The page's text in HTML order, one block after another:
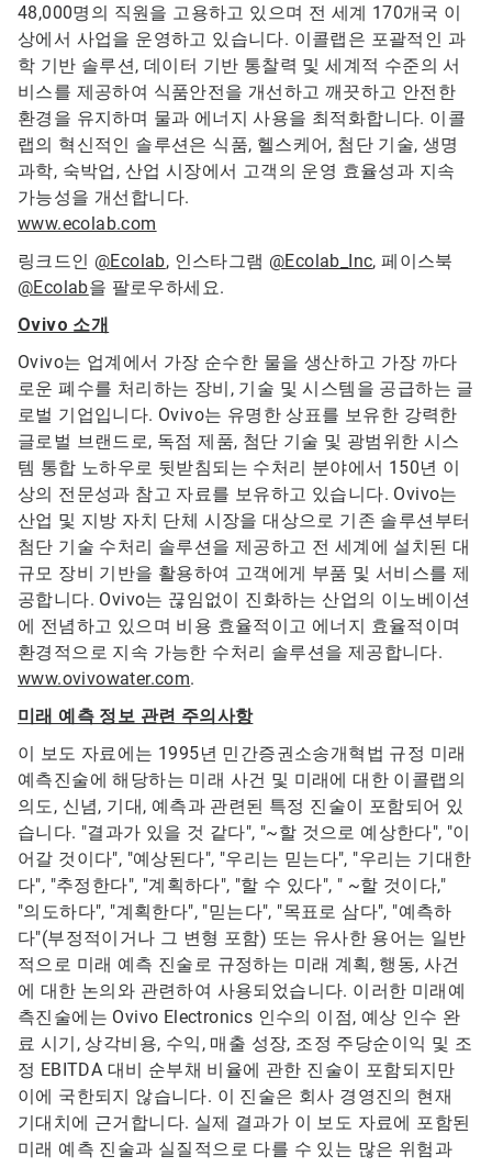
48,000명의 직원을 고용하고 있으며 전 세계 170개국 이
상에서 사업을 운영하고 있습니다. 이콜랩은 포괄적인 과
학 기반 솔루션, 데이터 기반 통찰력 및 세계적 수준의 서
비스를 제공하여 식품안전을 개선하고 깨끗하고 안전한
환경을 유지하며 물과 에너지 사용을 최적화합니다. 이콜
랩의 혁신적인 솔루션은 식품, 헬스케어, 첨단 기술, 생명
과학, 숙박업, 산업 시장에서 고객의 운영 효율성과 지속
가능성을 개선합니다.
www.ecolab.com
링크드인 @Ecolab, 인스타그램 @Ecolab_Inc, 페이스북
@Ecolab을 팔로우하세요.
Ovivo 소개
Ovivo는 업계에서 가장 순수한 물을 생산하고 가장 까다
로운 폐수를 처리하는 장비, 기술 및 시스템을 공급하는 글
로벌 기업입니다. Ovivo는 유명한 상표를 보유한 강력한
글로벌 브랜드로, 독점 제품, 첨단 기술 및 광범위한 시스
템 통합 노하우로 뒷받침되는 수처리 분야에서 150년 이
상의 전문성과 참고 자료를 보유하고 있습니다. Ovivo는
산업 및 지방 자치 단체 시장을 대상으로 기존 솔루션부터
첨단 기술 수처리 솔루션을 제공하고 전 세계에 설치된 대
규모 장비 기반을 활용하여 고객에게 부품 및 서비스를 제
공합니다. Ovivo는 끊임없이 진화하는 산업의 이노베이션
에 전념하고 있으며 비용 효율적이고 에너지 효율적이며
환경적으로 지속 가능한 수처리 솔루션을 제공합니다.
www.ovivowater.com.
미래 예측 정보 관련 주의사항
이 보도 자료에는 1995년 민간증권소송개혁법 규정 미래
예측진술에 해당하는 미래 사건 및 미래에 대한 이콜랩의
의도, 신념, 기대, 예측과 관련된 특정 진술이 포함되어 있
습니다. "결과가 있을 것 같다", "~할 것으로 예상한다", "이
어갈 것이다", "예상된다", "우리는 믿는다", "우리는 기대한
다", "추정한다", "계획하다", "할 수 있다", " ~할 것이다,"
"의도하다", "계획한다", "믿는다", "목표로 삼다", "예측하
다"(부정적이거나 그 변형 포함) 또는 유사한 용어는 일반
적으로 미래 예측 진술로 규정하는 미래 계획, 행동, 사건
에 대한 논의와 관련하여 사용되었습니다. 이러한 미래예
측진술에는 Ovivo Electronics 인수의 이점, 예상 인수 완
료 시기, 상각비용, 수익, 매출 성장, 조정 주당순이익 및 조
정 EBITDA 대비 순부채 비율에 관한 진술이 포함되지만
이에 국한되지 않습니다. 이 진술은 회사 경영진의 현재
기대치에 근거합니다. 실제 결과가 이 보도 자료에 포함된
미래 예측 진술과 실질적으로 다를 수 있는 많은 위험과